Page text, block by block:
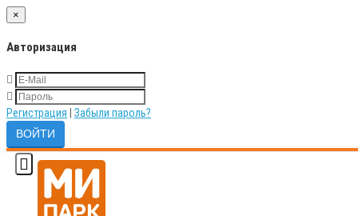
×
Авторизация
Регистрация Забыли пароль?